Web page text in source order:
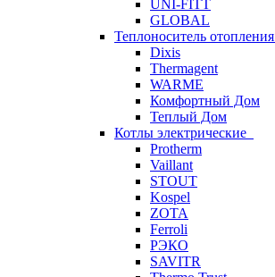
UNI-FITT
GLOBAL
Теплоноситель отопления
Dixis
Thermagent
WARME
Комфортный Дом
Теплый Дом
Котлы электрические
Protherm
Vaillant
STOUT
Kospel
ZOTA
Ferroli
РЭКО
SAVITR